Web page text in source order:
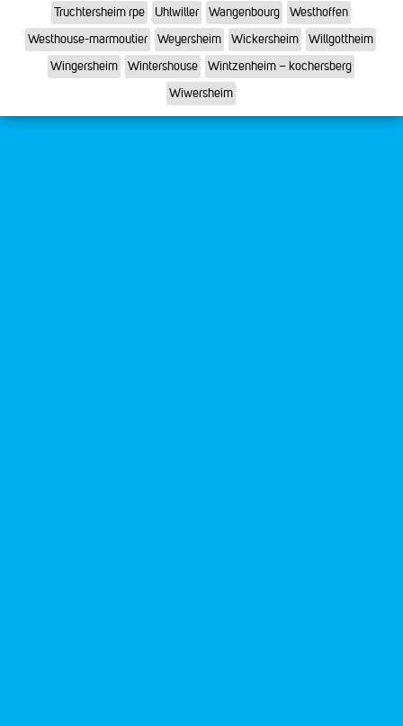
Truchtersheim rpe Uhlwiller Wangenbourg
Westhoffen
Westhouse-marmoutier
Weyersheim Wickersheim
Willgottheim
Wingersheim
Wintershouse
Wintzenheim – kochersberg
Wiwersheim